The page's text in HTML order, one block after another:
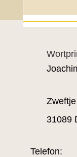
31089
Telefon: